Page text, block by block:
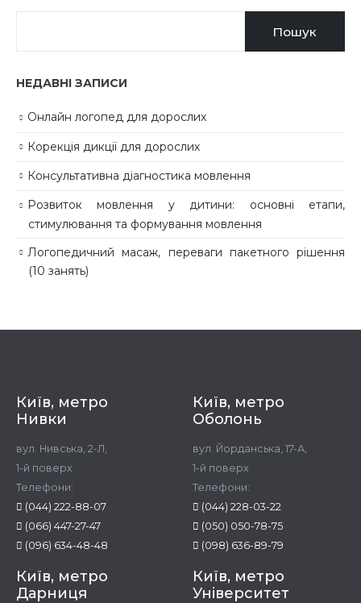
Пошук
НЕДАВНІ ЗАПИСИ
Онлайн логопед для дорослих
Корекція дикції для дорослих
Консультативна діагностика мовлення
Розвиток мовлення у дитини: основні етапи,
стимулювання та формування мовлення
Логопедичний масаж, переваги пакетного рішення
(10 занять)
Київ, метро
Нивки
вул. Нивська, 2-Л,
1-й поверх
Телефони:
(044) 222-88-07
(066) 447-27-47
(096) 634-48-48
Київ, метро
Оболонь
вул. Йорданська, 17-А,
1-й поверх
Телефони:
(044) 228-03-22
(050) 050-78-75
(098) 636-89-79
Київ, метро
Дарниця
Київ, метро
Університет